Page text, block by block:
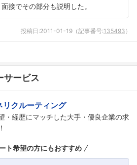
接でその部分も説明した。
投稿日:2011-01-19 （記事番号:135493 ）
サービス
リクルーティング
・経歴にマッチした大手・優良企業の求
ト希望の方にもおすすめ